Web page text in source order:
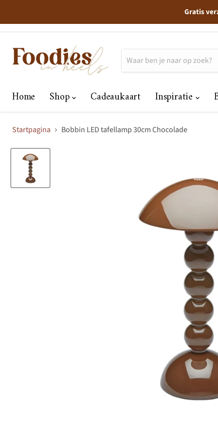
Gratis
Home Shop Cadeaukaart Inspiratie
Startpagina Bobbin LED tafellamp 30cm Chocolade